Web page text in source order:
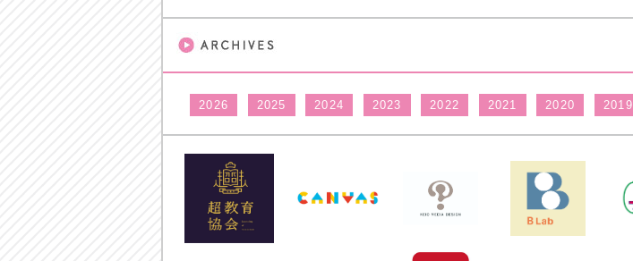
2026 2025 2024 2023 2022 2021 2020 2019